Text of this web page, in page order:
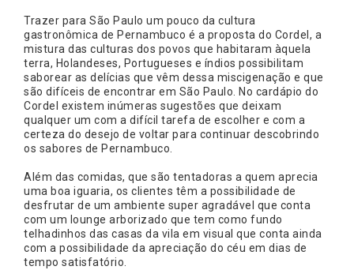
Trazer para São Paulo um pouco da cultura
gastronômica de Pernambuco é a proposta do Cordel, a
mistura das culturas dos povos que habitaram àquela
terra, Holandeses, Portugueses e índios possibilitam
saborear as delícias que vêm dessa miscigenação e que
são difíceis de encontrar em São Paulo. No cardápio do
Cordel existem inúmeras sugestões que deixam
qualquer um com a difícil tarefa de escolher e com a
certeza do desejo de voltar para continuar descobrindo
os sabores de Pernambuco.
Além das comidas, que são tentadoras a quem aprecia
uma boa iguaria, os clientes têm a possibilidade de
desfrutar de um ambiente super agradável que conta
com um lounge arborizado que tem como fundo
telhadinhos das casas da vila em visual que conta ainda
com a possibilidade da apreciação do céu em dias de
tempo satisfatório.